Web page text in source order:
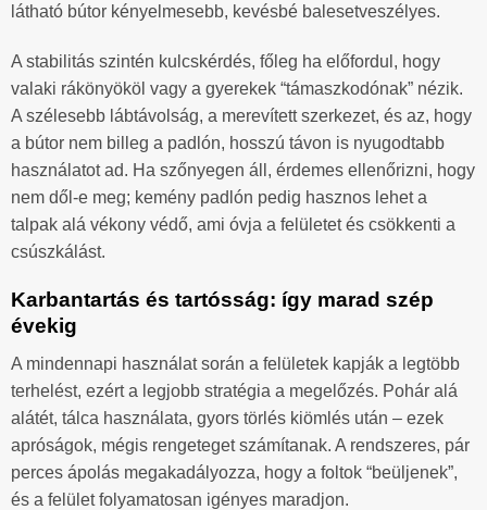
látható bútor kényelmesebb, kevésbé balesetveszélyes.
A stabilitás szintén kulcskérdés, főleg ha előfordul, hogy
valaki rákönyököl vagy a gyerekek “támaszkodónak” nézik.
A szélesebb lábtávolság, a merevített szerkezet, és az, hogy
a bútor nem billeg a padlón, hosszú távon is nyugodtabb
használatot ad. Ha szőnyegen áll, érdemes ellenőrizni, hogy
nem dől-e meg; kemény padlón pedig hasznos lehet a
talpak alá vékony védő, ami óvja a felületet és csökkenti a
csúszkálást.
Karbantartás és tartósság: így marad szép
évekig
A mindennapi használat során a felületek kapják a legtöbb
terhelést, ezért a legjobb stratégia a megelőzés. Pohár alá
alátét, tálca használata, gyors törlés kiömlés után – ezek
apróságok, mégis rengeteget számítanak. A rendszeres, pár
perces ápolás megakadályozza, hogy a foltok “beüljenek”,
és a felület folyamatosan igényes maradjon.